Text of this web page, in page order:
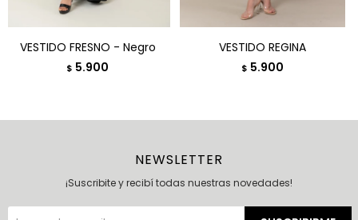
VESTIDO FRESNO - Negro
$ 5.900
VESTIDO REGINA
$ 5.900
NEWSLETTER
¡Suscribite y recibí todas nuestras novedades!